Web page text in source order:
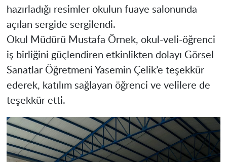
hazırladığı resimler okulun fuaye salonunda
açılan sergide sergilendi.
Okul Müdürü Mustafa Örnek, okul-veli-öğrenci
iş birliğini güçlendiren etkinlikten dolayı Görsel
Sanatlar Öğretmeni Yasemin Çelik’e teşekkür
ederek, katılım sağlayan öğrenci ve velilere de
teşekkür etti.